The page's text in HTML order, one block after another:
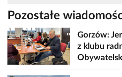
Pozostałe
Gorzów:
z klubu